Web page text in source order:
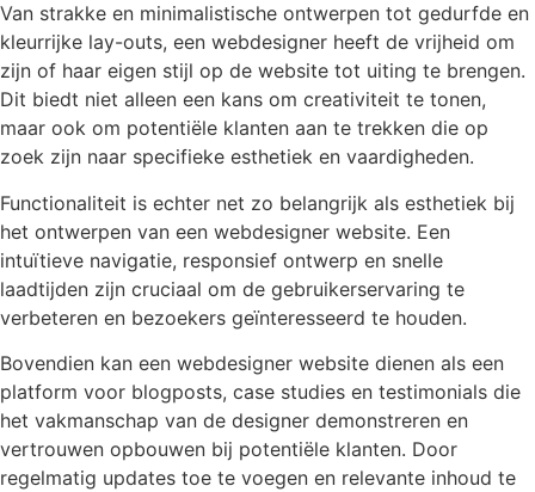
Van strakke en minimalistische ontwerpen tot gedurfde en
kleurrijke lay-outs, een webdesigner heeft de vrijheid om
zijn of haar eigen stijl op de website tot uiting te brengen.
Dit biedt niet alleen een kans om creativiteit te tonen,
maar ook om potentiële klanten aan te trekken die op
zoek zijn naar specifieke esthetiek en vaardigheden.
Functionaliteit is echter net zo belangrijk als esthetiek bij
het ontwerpen van een webdesigner website. Een
intuïtieve navigatie, responsief ontwerp en snelle
laadtijden zijn cruciaal om de gebruikerservaring te
verbeteren en bezoekers geïnteresseerd te houden.
Bovendien kan een webdesigner website dienen als een
platform voor blogposts, case studies en testimonials die
het vakmanschap van de designer demonstreren en
vertrouwen opbouwen bij potentiële klanten. Door
regelmatig updates toe te voegen en relevante inhoud te